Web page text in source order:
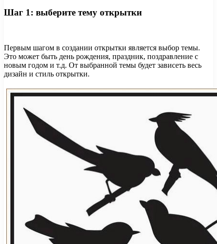
Шаг 1: выберите тему открытки
Первым шагом в создании открытки является выбор темы.
Это может быть день рождения, праздник, поздравление с
новым годом и т.д. От выбранной темы будет зависеть весь
дизайн и стиль открытки.